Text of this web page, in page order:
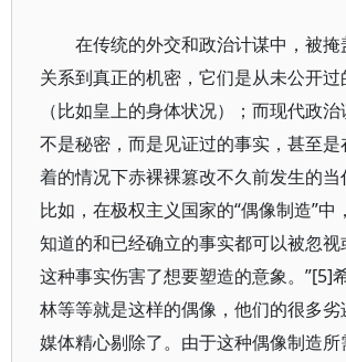
在传统的外交和政治计谋中，被掩
关系到真正的机密，它们是从未公开
（比如皇上的身体状况）；而现代政
不是秘密，而是见证过的事实，甚至
着的情况下赤裸裸篡改不久前发生的当
比如，在极权主义国家的“偶像制造”中
知道的和已经确立的事实都可以被忽
这种事实伤害了想要塑造的意象。”[5]
林等等就是这样的偶像，他们的很多
媒体精心剔除了。由于这种偶像制造